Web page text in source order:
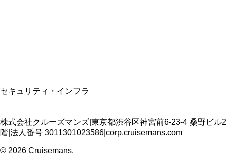
セキュリティ・インフラ
株式会社クルーズマンズ 東京都渋谷区神宮前6-23-4 桑野ビル2
階 法人番号 3011301023586 corp.cruisemans.com
© 2026 Cruisemans.